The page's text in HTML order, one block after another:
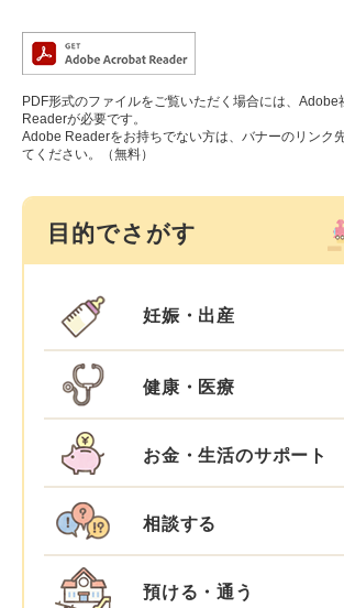
PDF形式のファイルをご覧いただく場合には、Adobe
Readerが必要です。
Adobe Readerをお持ちでない方は、バナーのリンク
てください。（無料）
目的でさがす
妊娠・出産
健康・医療
お金・生活のサポート
相談する
預ける・通う